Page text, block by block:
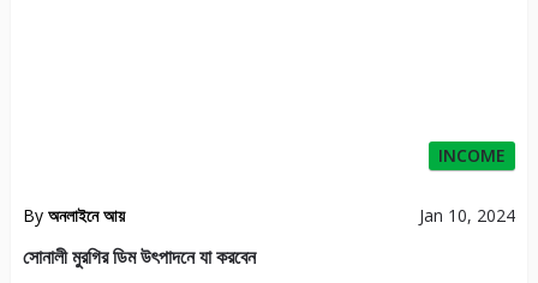
INCOME
By অনলাইনে আয় Jan 10, 2024
সোনালী মুরগির ডিম উৎপাদনে যা করবেন